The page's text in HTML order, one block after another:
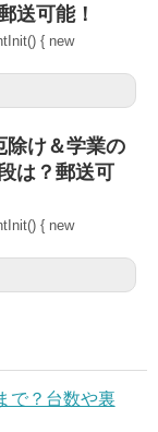
送可能！
{ new
除け＆学業の
は？郵送可
{ new
で？台数や裏